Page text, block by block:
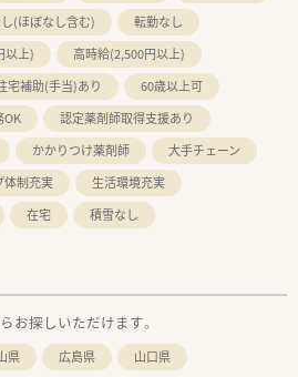
(ほぼなし含む)
転勤なし
以上)
高時給(2,500円以上)
宅補助(手当)あり
60歳以上可
OK
認定薬剤師取得支援あり
かかりつけ薬剤師
大手チェーン
体制充実
生活環境充実
在宅 積雪なし
お探しいただけます。
県 広島県 山口県